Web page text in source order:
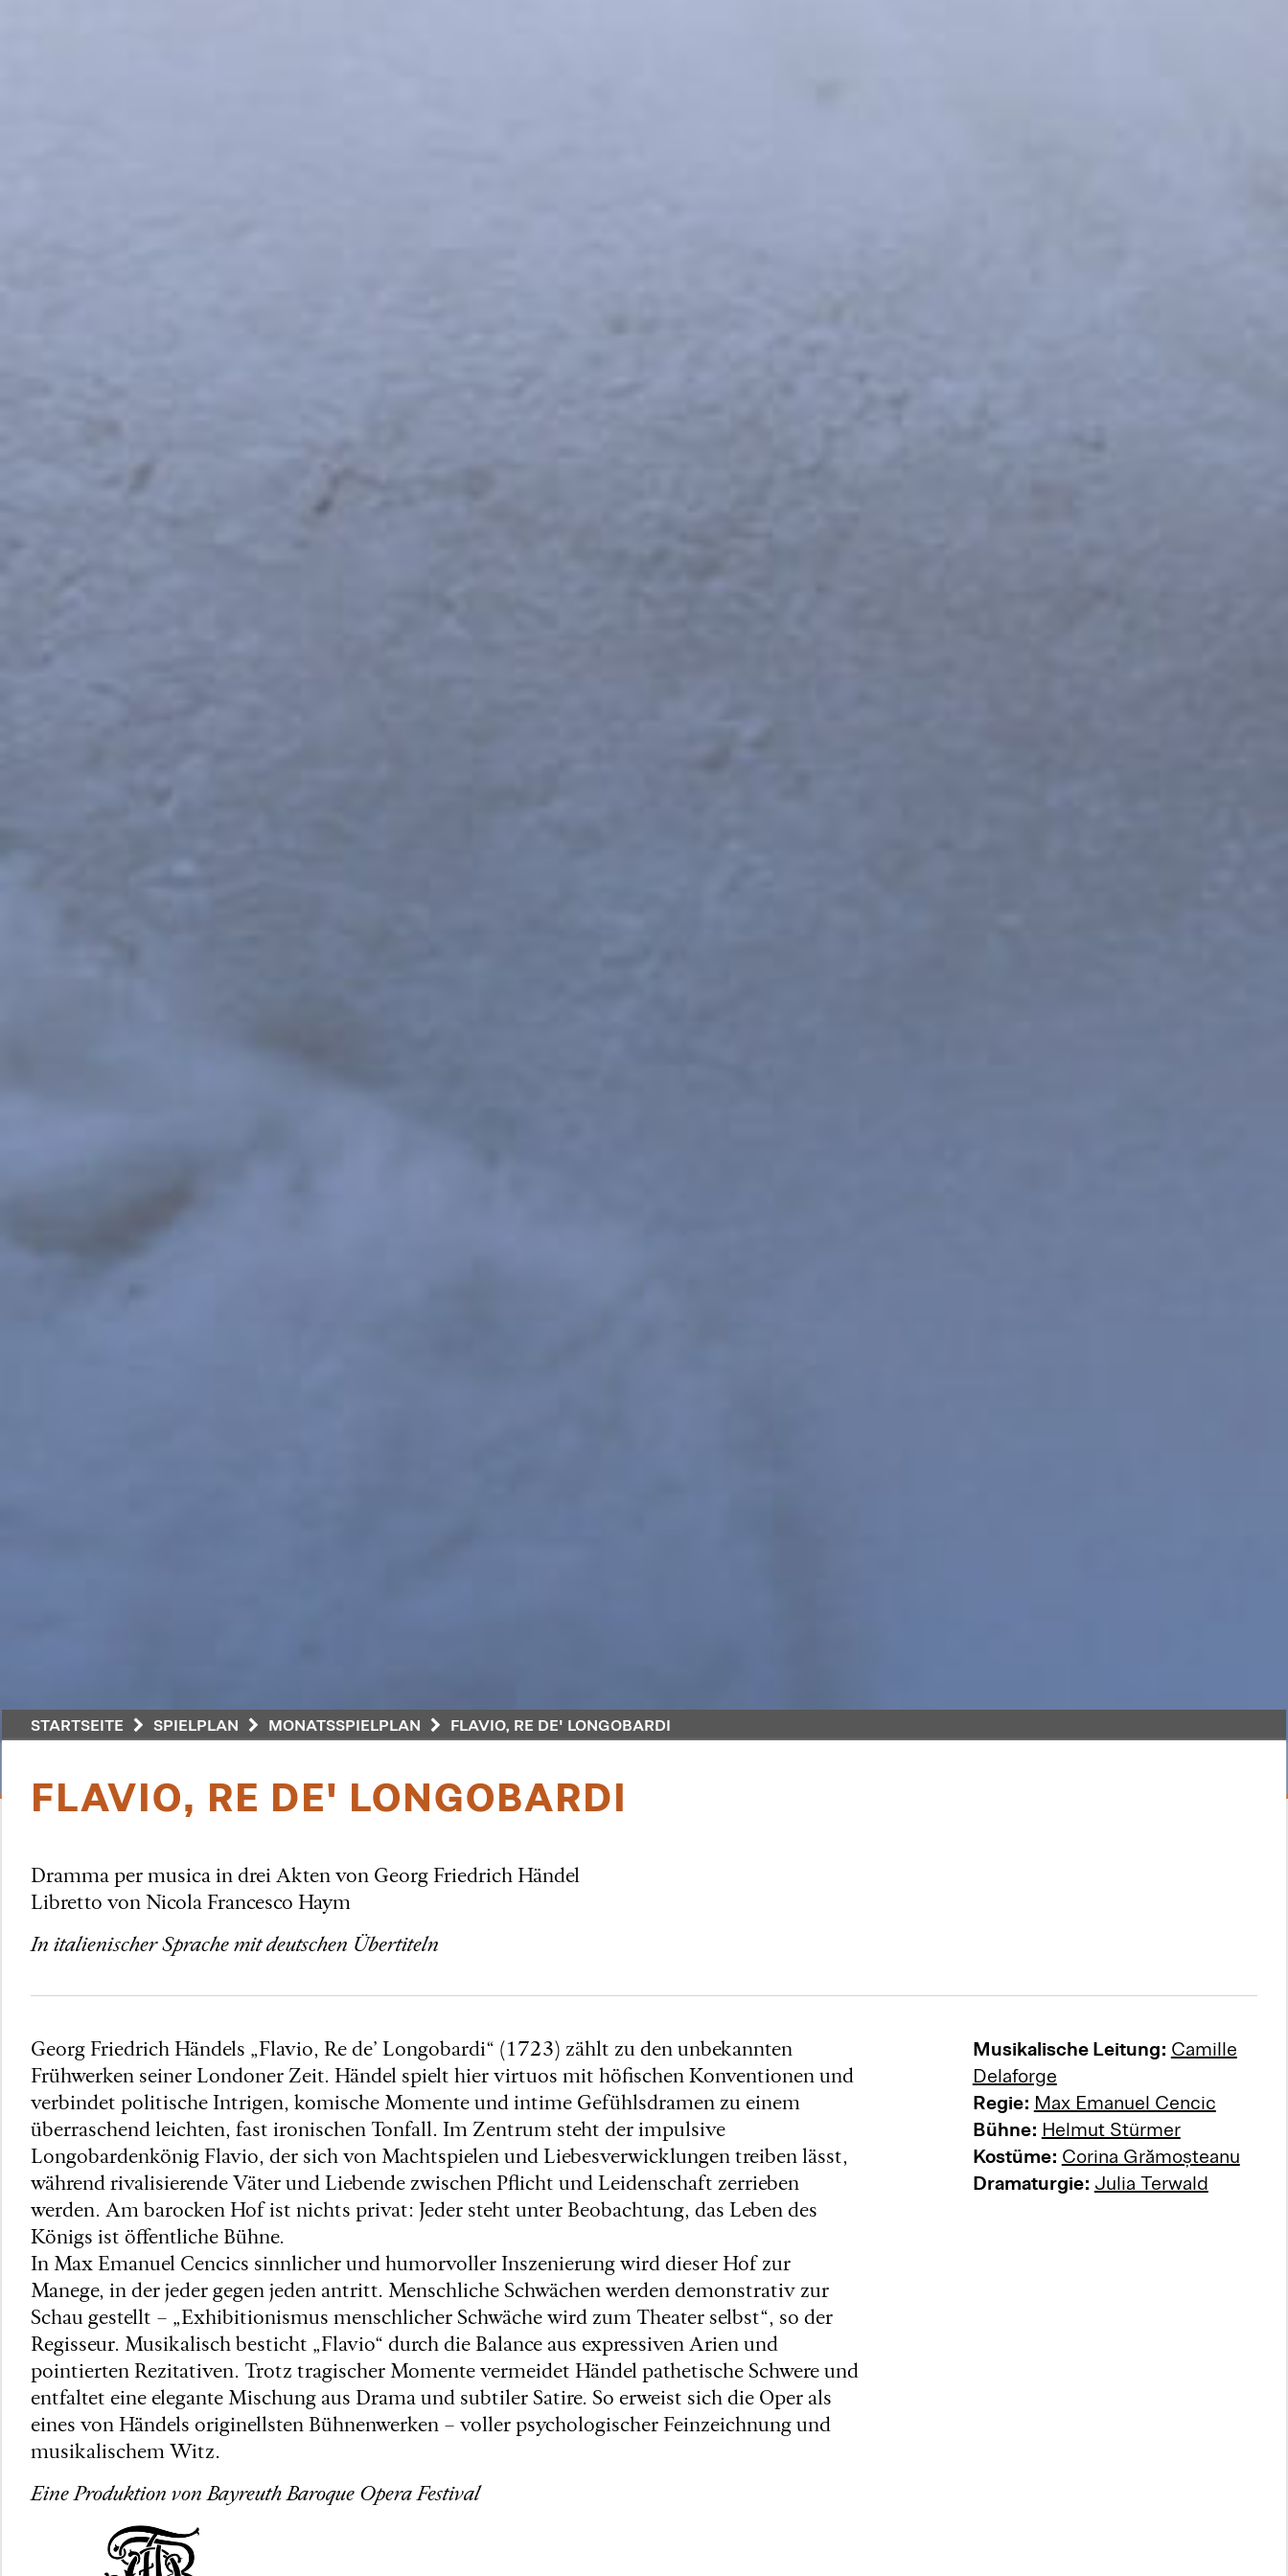
STARTSEITE SPIELPLAN MONATSSPIELPLAN FLAVIO, RE DE' LONGOBARDI
FLAVIO, RE DE' LONGOBARDI
Dramma per musica in drei Akten von Georg Friedrich Händel
Libretto von Nicola Francesco Haym
In italienischer Sprache mit deutschen Übertiteln
Georg Friedrich Händels „Flavio, Re de’ Longobardi“ (1723) zählt zu den unbekannten
Frühwerken seiner Londoner Zeit. Händel spielt hier virtuos mit höfischen Konventionen und
verbindet politische Intrigen, komische Momente und intime Gefühlsdramen zu einem
überraschend leichten, fast ironischen Tonfall. Im Zentrum steht der impulsive
Longobardenkönig Flavio, der sich von Machtspielen und Liebesverwicklungen treiben lässt,
während rivalisierende Väter und Liebende zwischen Pflicht und Leidenschaft zerrieben
werden. Am barocken Hof ist nichts privat: Jeder steht unter Beobachtung, das Leben des
Königs ist öffentliche Bühne.
In Max Emanuel Cencics sinnlicher und humorvoller Inszenierung wird dieser Hof zur
Manege, in der jeder gegen jeden antritt. Menschliche Schwächen werden demonstrativ zur
Schau gestellt – „Exhibitionismus menschlicher Schwäche wird zum Theater selbst“, so der
Regisseur. Musikalisch besticht „Flavio“ durch die Balance aus expressiven Arien und
pointierten Rezitativen. Trotz tragischer Momente vermeidet Händel pathetische Schwere und
entfaltet eine elegante Mischung aus Drama und subtiler Satire. So erweist sich die Oper als
eines von Händels originellsten Bühnenwerken – voller psychologischer Feinzeichnung und
musikalischem Witz.
Eine Produktion von Bayreuth Baroque Opera Festival
Musikalische Leitung: Camille
Delaforge
Regie: Max Emanuel Cencic
Bühne: Helmut Stürmer
Kostüme: Corina Grămoșteanu
Dramaturgie: Julia Terwald